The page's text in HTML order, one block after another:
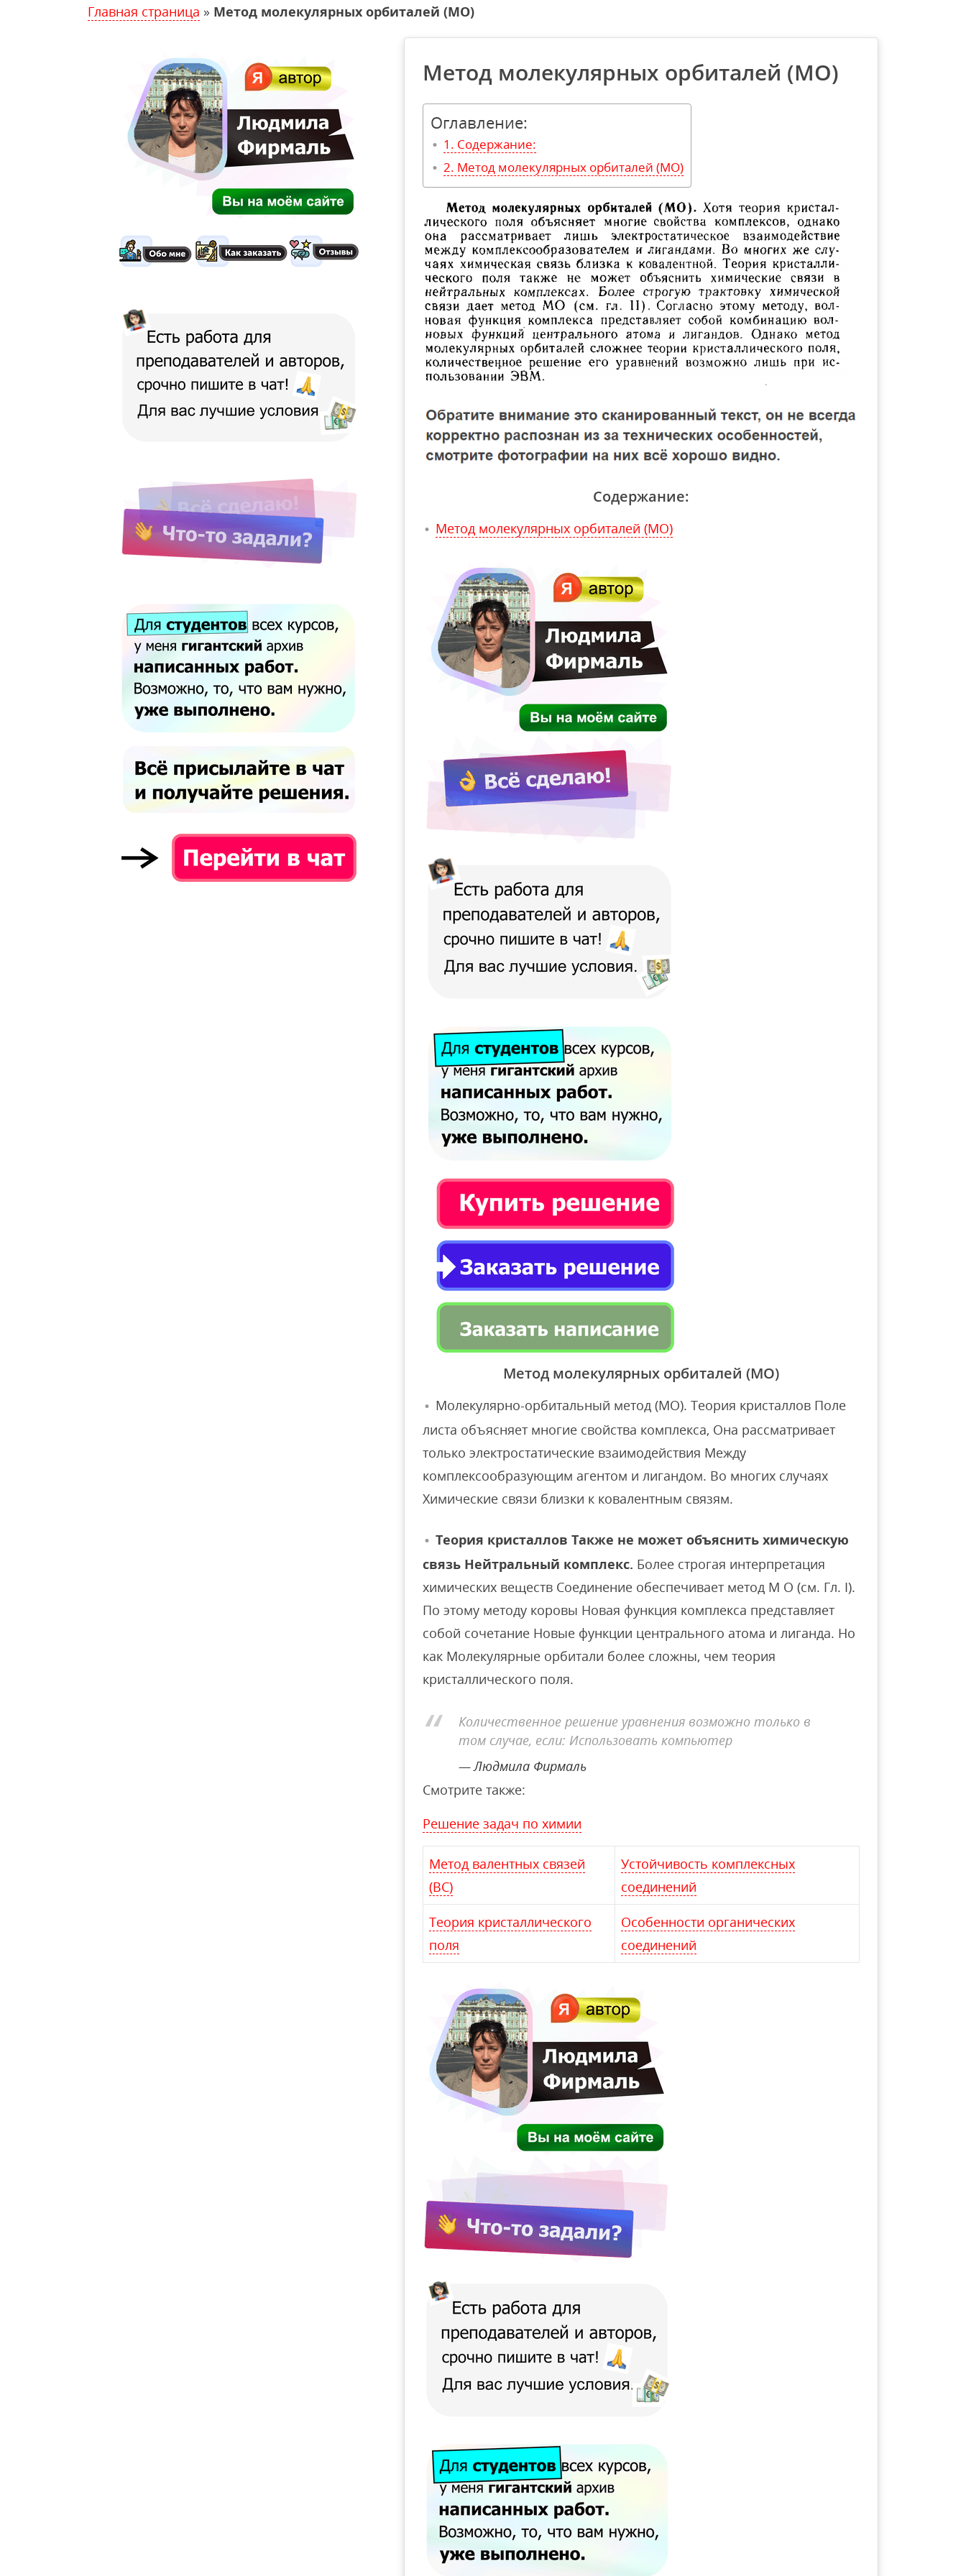
Главная страница » Метод молекулярных орбиталей (МО)
Метод молекулярных орбиталей (МО)
Оглавление:
Содержание:
Метод молекулярных орбиталей (МО)
Содержание:
Метод молекулярных орбиталей (МО)
Метод молекулярных орбиталей (МО)
Молекулярно-орбитальный метод (МО). Теория кристаллов Поле
листа объясняет многие свойства комплекса, Она рассматривает
только электростатические взаимодействия Между
комплексообразующим агентом и лигандом. Во многих случаях
Химические связи близки к ковалентным связям.
Теория кристаллов Также не может объяснить химическую
связь Нейтральный комплекс. Более строгая интерпретация
химических веществ Соединение обеспечивает метод M O (см. Гл. I).
По этому методу коровы Новая функция комплекса представляет
собой сочетание Новые функции центрального атома и лиганда. Но
как Молекулярные орбитали более сложны, чем теория
кристаллического поля.
Количественное решение уравнения возможно только в
том случае, если: Использовать компьютер
Людмила Фирмаль
Смотрите также:
Решение задач по химии
Метод валентных связей
(ВС)
Устойчивость комплексных
соединений
Теория кристаллического
поля
Особенности органических
соединений